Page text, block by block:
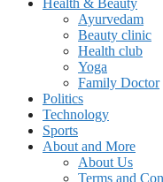
Health & Beauty
Ayurvedam
Beauty clinic
Health club
Yoga
Family Doctor
Politics
Technology
Sports
About and More
About Us
Terms and